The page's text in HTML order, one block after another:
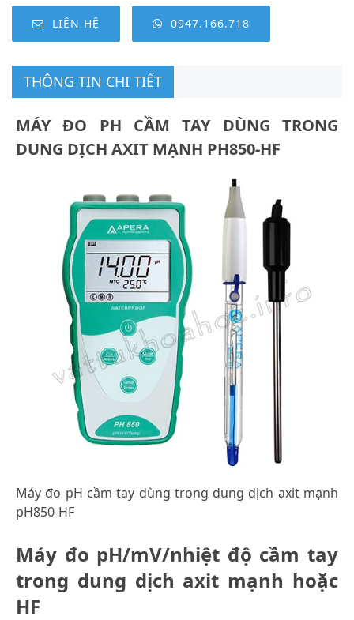
LIÊN HỆ 0947.166.718
THÔNG TIN CHI TIẾT
MÁY ĐO PH CẦM TAY DÙNG TRONG
DUNG DỊCH AXIT MẠNH PH850-HF
Máy đo pH cầm tay dùng trong dung dịch axit mạnh
pH850-HF
Máy đo pH/mV/nhiệt độ cầm tay
trong dung dịch axit mạnh hoặc
HF